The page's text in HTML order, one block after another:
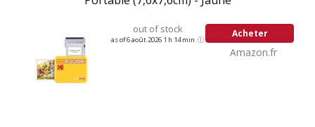
out of stock
as of 6 août 2026 1 h 14 min
Acheter
Amazon.fr